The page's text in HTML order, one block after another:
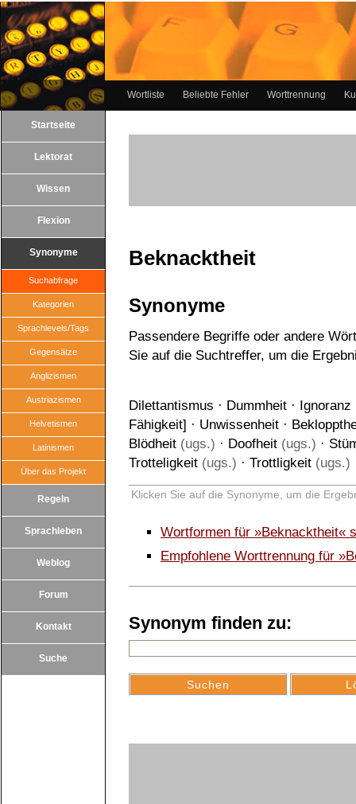
Wortliste Beliebte Fehler Worttrennung
Startseite
Lektorat
Wissen
Flexion
Synonyme
Suchabfrage
Kategorien
Sprachlevels/Tags
Gegensätze
Anglizismen
Austriazismen
Helvetismen
Latinismen
Über das Projekt
Regeln
Sprachleben
Weblog
Forum
Kontakt
Suche
Beknacktheit
Synonyme
Passendere Begriffe oder andere
Sie auf die Suchtreffer, um die
Dilettantismus · Dummheit · Ignoranz
Fähigkeit] · Unwissenheit ·
Blödheit (ugs.) · Doofheit (ugs.) ·
Trotteligkeit (ugs.) · Trottligkeit (ugs.)
Klicken Sie auf die Synonyme, um die
Wortformen für »Beknacktheit«
Empfohlene Worttrennung für
Synonym finden zu: